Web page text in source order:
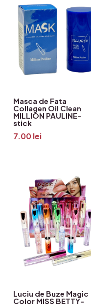
Masca de Fata
Collagen Oil Clean
MILLION PAULINE-
stick
7.00lei
Luciu de Buze Magic
Color MISS BETTY-